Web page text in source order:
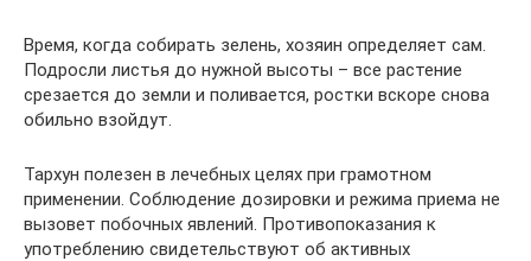
Время, когда собирать зелень, хозяин определяет сам.
Подросли листья до нужной высоты – все растение
срезается до земли и поливается, ростки вскоре снова
обильно взойдут.
Тархун полезен в лечебных целях при грамотном
применении. Соблюдение дозировки и режима приема не
вызовет побочных явлений. Противопоказания к
употреблению свидетельствуют об активных